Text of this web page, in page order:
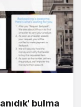
bulma